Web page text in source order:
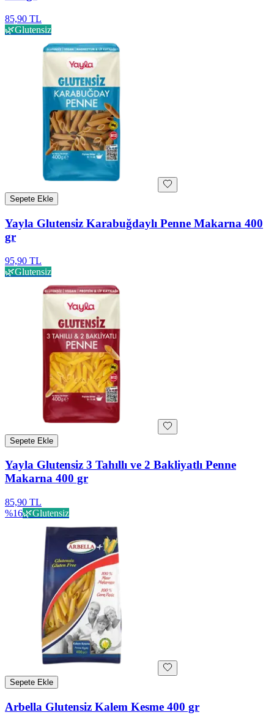
85,90 TL
🌿Glutensiz
Sepete Ekle
Yayla Glutensiz Karabuğdaylı Penne Makarna 400
gr
95,90 TL
🌿Glutensiz
Sepete Ekle
Yayla Glutensiz 3 Tahıllı ve 2 Bakliyatlı Penne
Makarna 400 gr
85,90 TL
%16🌿Glutensiz
Sepete Ekle
Arbella Glutensiz Kalem Kesme 400 gr